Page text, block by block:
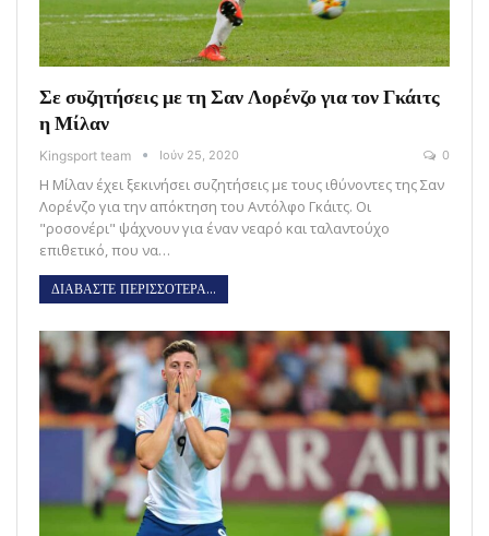
Σε συζητήσεις με τη Σαν Λορένζο για τον Γκάιτς
η Μίλαν
Kingsport team Ιούν 25, 2020 0
Η Μίλαν έχει ξεκινήσει συζητήσεις με τους ιθύνοντες της Σαν
Λορένζο για την απόκτηση του Αντόλφο Γκάιτς. Οι
"ροσονέρι" ψάχνουν για έναν νεαρό και ταλαντούχο
επιθετικό, που να…
ΔΙΑΒΑΣΤΕ ΠΕΡΙΣΣΟΤΕΡΑ...